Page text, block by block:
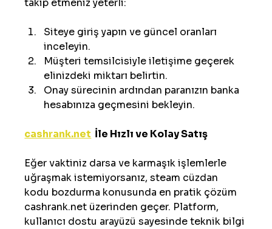
takip etmeniz yeterli:
Siteye giriş yapın ve güncel oranları
inceleyin.
Müşteri temsilcisiyle iletişime geçerek
elinizdeki miktarı belirtin.
Onay sürecinin ardından paranızın banka
hesabınıza geçmesini bekleyin.
cashrank.net
  İle Hızlı ve Kolay Satış
Eğer vaktiniz darsa ve karmaşık işlemlerle
uğraşmak istemiyorsanız, steam cüzdan
kodu bozdurma konusunda en pratik çözüm
cashrank.net üzerinden geçer. Platform,
kullanıcı dostu arayüzü sayesinde teknik bilgi